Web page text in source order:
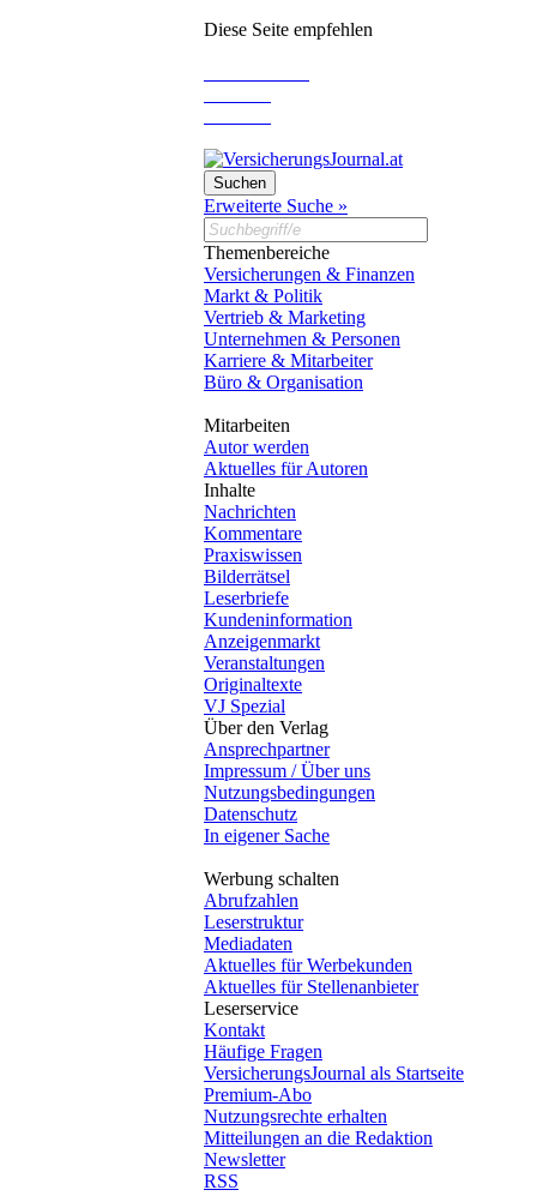
Diese Seite empfehlen
Erweiterte Suche »
Themenbereiche
Versicherungen & Finanzen
Markt & Politik
Vertrieb & Marketing
Unternehmen & Personen
Karriere & Mitarbeiter
Büro & Organisation
Mitarbeiten
Autor werden
Aktuelles für Autoren
Inhalte
Nachrichten
Kommentare
Praxiswissen
Bilderrätsel
Leserbriefe
Kundeninformation
Anzeigenmarkt
Veranstaltungen
Originaltexte
VJ Spezial
Über den Verlag
Ansprechpartner
Impressum / Über uns
Nutzungsbedingungen
Datenschutz
In eigener Sache
Werbung schalten
Abrufzahlen
Leserstruktur
Mediadaten
Aktuelles für Werbekunden
Aktuelles für Stellenanbieter
Leserservice
Kontakt
Häufige Fragen
VersicherungsJournal als Startseite
Premium-Abo
Nutzungsrechte erhalten
Mitteilungen an die Redaktion
Newsletter
RSS